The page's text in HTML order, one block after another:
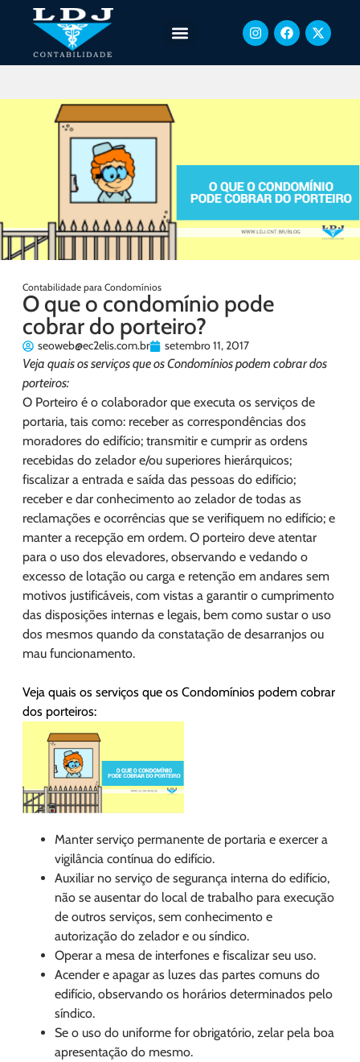
Contabilidade para Condomínios
O que o condomínio pode
cobrar do porteiro?
seoweb@ec2elis.com.br setembro 11, 2017
Veja quais os serviços que os Condomínios podem cobrar dos
porteiros:
O Porteiro é o colaborador que executa os serviços de
portaria, tais como: receber as correspondências dos
moradores do edifício; transmitir e cumprir as ordens
recebidas do zelador e/ou superiores hierárquicos;
fiscalizar a entrada e saída das pessoas do edifício;
receber e dar conhecimento ao zelador de todas as
reclamações e ocorrências que se verifiquem no edifício; e
manter a recepção em ordem. O porteiro deve atentar
para o uso dos elevadores, observando e vedando o
excesso de lotação ou carga e retenção em andares sem
motivos justificáveis, com vistas a garantir o cumprimento
das disposições internas e legais, bem como sustar o uso
dos mesmos quando da constatação de desarranjos ou
mau funcionamento.
Veja quais os serviços que os Condomínios podem cobrar
dos porteiros:
Manter serviço permanente de portaria e exercer a
vigilância contínua do edifício.
Auxiliar no serviço de segurança interna do edifício,
não se ausentar do local de trabalho para execução
de outros serviços, sem conhecimento e
autorização do zelador e ou síndico.
Operar a mesa de interfones e fiscalizar seu uso.
Acender e apagar as luzes das partes comuns do
edifício, observando os horários determinados pelo
síndico.
Se o uso do uniforme for obrigatório, zelar pela boa
apresentação do mesmo.